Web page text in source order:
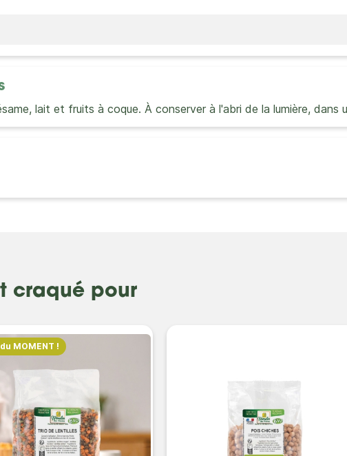
lait et fruits à coque. À conserver à l'abri de la lumière, dans
craqué pour
MOMENT !